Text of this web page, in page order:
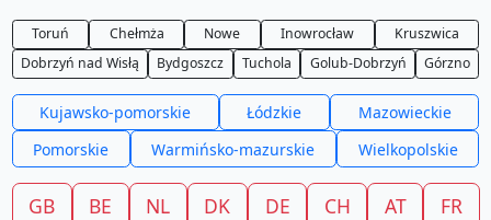
Toruń Chełmża Nowe Inowrocław
Kruszwica
Dobrzyń nad Wisłą
Bydgoszcz Tuchola Golub-Dobrzyń Górzno
Kujawsko-pomorskie Łódzkie
Mazowieckie
Pomorskie
Warmińsko-mazurskie Wielkopolskie
GB BE NL DK DE CH AT
FR